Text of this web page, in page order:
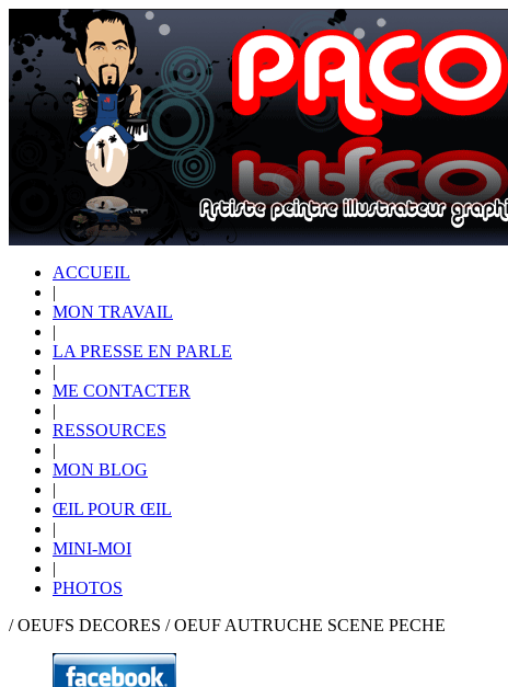
ACCUEIL
|
MON TRAVAIL
|
LA PRESSE EN PARLE
|
ME CONTACTER
|
RESSOURCES
|
MON BLOG
|
ŒIL POUR ŒIL
|
MINI-MOI
|
PHOTOS
/ OEUFS DECORES / OEUF AUTRUCHE SCENE PECHE